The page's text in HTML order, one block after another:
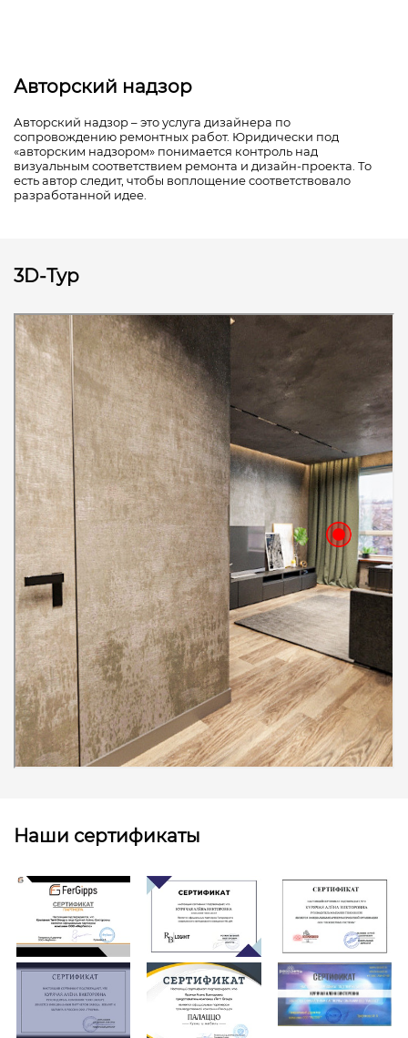
Авторский надзор
Авторский надзор – это услуга дизайнера по
сопровождению ремонтных работ. Юридически под
«авторским надзором» понимается контроль над
визуальным соответствием ремонта и дизайн-проекта. То
есть автор следит, чтобы воплощение соответствовало
разработанной идее.
3D-Тур
Наши сертификаты